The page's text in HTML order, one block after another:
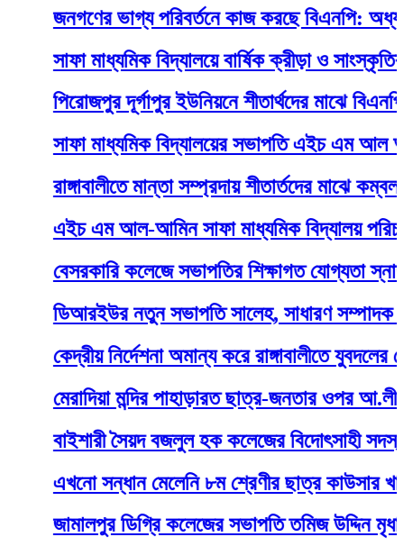
জনগণের ভাগ্য পরিবর্তনে কাজ করছে বিএনপি: অধ্যক্ষ
সাফা মাধ্যমিক বিদ্যালয়ে বার্ষিক ক্রীড়া ও সাংস্কৃতিক
পিরোজপুর দূর্গাপুর ইউনিয়নে শীতার্থদের মাঝে বিএনপি'র
সাফা মাধ্যমিক বিদ্যালয়ের সভাপতি এইচ এম আল আমিন
রাঙ্গাবালীতে মান্তা সম্প্রদায় শীতার্তদের মাঝে কম্বল
এইচ এম আল-আমিন সাফা মাধ্যমিক বিদ্যালয় পরিচালনা
বেসরকারি কলেজে সভাপতির শিক্ষাগত যোগ্যতা
ডিআরইউর নতুন সভাপতি সালেহ, সাধারণ সম্পাদক
কেদ্রীয় নির্দেশনা অমান্য করে রাঙ্গাবালীতে যুবদলের
মেরাদিয়া মন্দির পাহাড়ারত ছাত্র-জনতার ওপর আ.লীগ
বাইশারী সৈয়দ বজলুল হক কলেজের বিদোৎসাহী সদস্য
এখনো সন্ধান মেলেনি ৮ম শ্রেণীর ছাত্র কাউসার খানের
জামালপুর ডিগ্রি কলেজের সভাপতি তমিজ উদ্দিন মৃধা